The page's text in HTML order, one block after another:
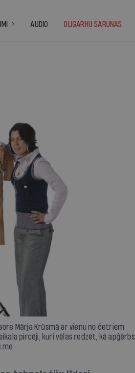
AUDIO OLIGARHU SARUNAS
Mārja Krūsmā ar vienu no četriem
pircēji, kuri vēlas redzēt, kā apģērbs